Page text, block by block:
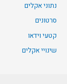
נתוני אקלים
סרטונים
קטעי וידאו
שינויי אקלים